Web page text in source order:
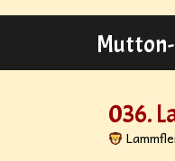
036.